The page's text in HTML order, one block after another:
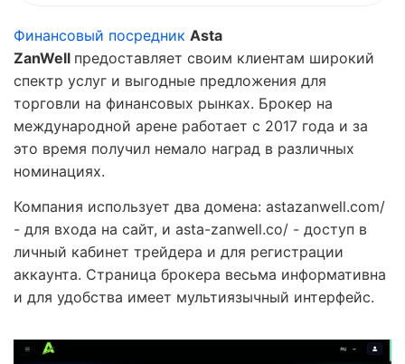
Финансовый посредник Asta
ZanWell предоставляет своим клиентам широкий
спектр услуг и выгодные предложения для
торговли на финансовых рынках. Брокер на
международной арене работает с 2017 года и за
это время получил немало наград в различных
номинациях.
Компания использует два домена: astazanwell.com/
- для входа на сайт, и asta-zanwell.co/ - доступ в
личный кабинет трейдера и для регистрации
аккаунта. Страница брокера весьма информативна
и для удобства имеет мультиязычный интерфейс.